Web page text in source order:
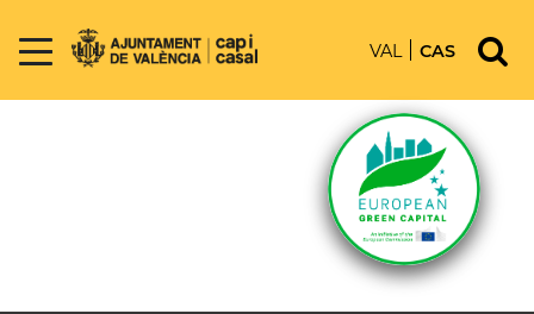
VAL CAS